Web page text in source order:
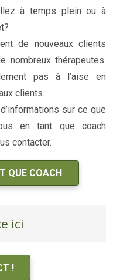
à temps plein ou à
de nouveaux clients
nombreux thérapeutes.
pas à l’aise en
clients.
sur ce que
en tant que coach
contacter.
QUE COACH
ici
!